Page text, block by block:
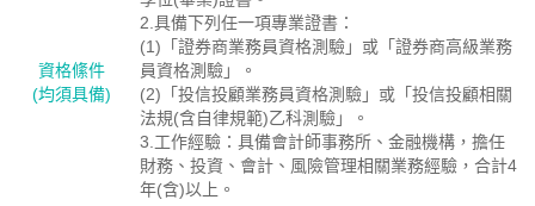
資格絛件
(均須具備)
2.具備下列任一項專業證書：
(1)「證券商業務員資格測驗」或「證券商高級業務
員資格測驗」。
(2)「投信投顧業務員資格測驗」或「投信投顧相關
法規(含自律規範)乙科測驗」。
3.工作經驗：具備會計師事務所、金融機構，擔任
財務、投資、會計、風險管理相關業務經驗，合計4
年(含)以上。